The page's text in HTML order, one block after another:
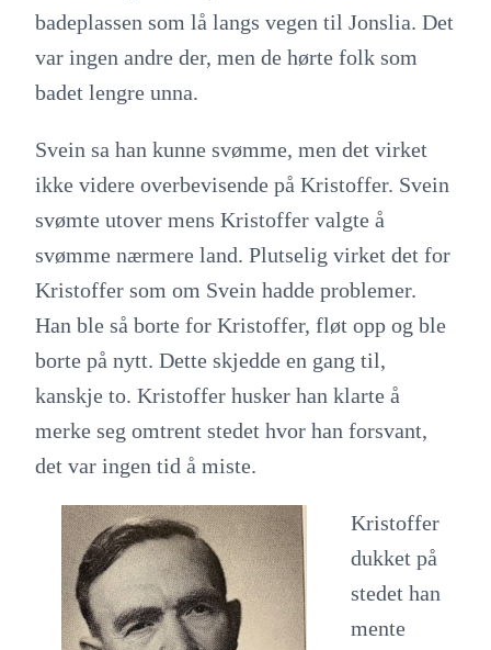
badeplassen som lå langs vegen til Jonslia. Det
var ingen andre der, men de hørte folk som
badet lengre unna.
Svein sa han kunne svømme, men det virket
ikke videre overbevisende på Kristoffer. Svein
svømte utover mens Kristoffer valgte å
svømme nærmere land. Plutselig virket det for
Kristoffer som om Svein hadde problemer.
Han ble så borte for Kristoffer, fløt opp og ble
borte på nytt. Dette skjedde en gang til,
kanskje to. Kristoffer husker han klarte å
merke seg omtrent stedet hvor han forsvant,
det var ingen tid å miste.
Kristoffer
dukket på
stedet han
mente